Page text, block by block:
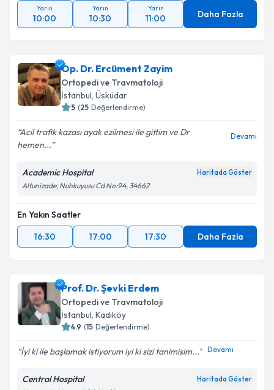
Yarın
10:00
Yarın
10:30
Yarın
11:00 Daha Fazla
Op. Dr. Ercüment Zayim
Ortopedi ve Travmatoloji
İstanbul, Üsküdar
5 (25 Değerlendirme)
Acil trafik kazası ayak ezilmesi ile gittim ve Dr
hemen...
Devamı
Academic Hospital Haritada Göster
Altunizade, Nuhkuyusu Cd No:94, 34662
En Yakın Saatler
16:30
17:00 17:30 Daha Fazla
Prof. Dr. Şevki Erdem
Ortopedi ve Travmatoloji
İstanbul, Kadıköy
4.9 (15 Değerlendirme)
İyi ki ile başlamak istiyorum iyi ki sizi tanimisim... Devamı
Central Hospital Haritada Göster